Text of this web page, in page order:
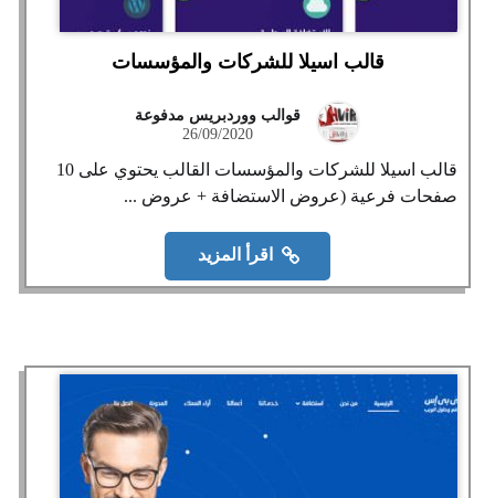
قالب اسيلا للشركات والمؤسسات
قوالب ووردبريس مدفوعة
26/09/2020
قالب اسيلا للشركات والمؤسسات القالب يحتوي على 10
صفحات فرعية (عروض الاستضافة + عروض ...
اقرأ المزيد